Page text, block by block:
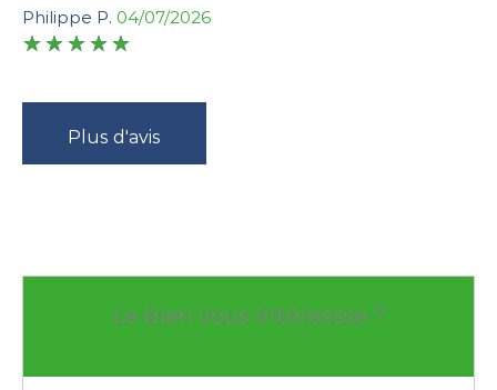
Philippe P. 04/07/2026
Plus d'avis
Le bien vous intéressse ?